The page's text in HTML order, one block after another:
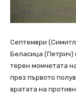
Септември
Беласица (Петрич)
терен момчетата
през първото
вратата на